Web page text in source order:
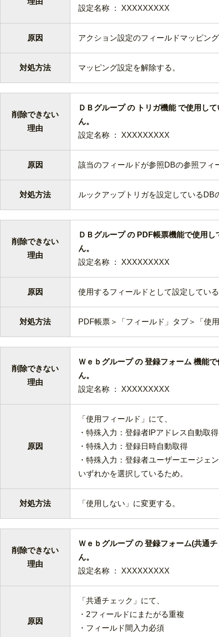
設定名称 ： XXXXXXXXX
原因 アクション設定のフィールドマッピン
対処方法 マッピング設定を解除する。
削除できない
理由
ＤＢグループ の トリガ機能 で使用し
ん
設定名称 ： XXXXXXXXX
原因 該当のフィールドが参照DBの参照フィ
対処方法 ルックアップトリガを設定している
削除できない
理由
ＤＢグループ の PDF帳票機能で使用
ん
設定名称 ： XXXXXXXXX
原因 使用するフィールドとして設定してい
対処方法 PDF帳票＞「フィールド」タブ＞「使
削除できない
理由
Ｗｅｂグループ の 登録フォーム 機能
ん
設定名称 ： XXXXXXXXX
原因
「使用フィールド」にて、
・特殊入力：登録者IPアドレス自動取得
・特殊入力：登録日時自動取得
・特殊入力：登録者ユーザーエージェ
いずれかを選択しているため。
対処方法 「使用しない」に変更する。
削除できない
理由
Ｗｅｂグループ の 登録フォーム(共通
ん
設定名称 ： XXXXXXXXX
原因
「共通チェック」にて、
・2フィールドにまたがる重複
・フィールド間入力必須